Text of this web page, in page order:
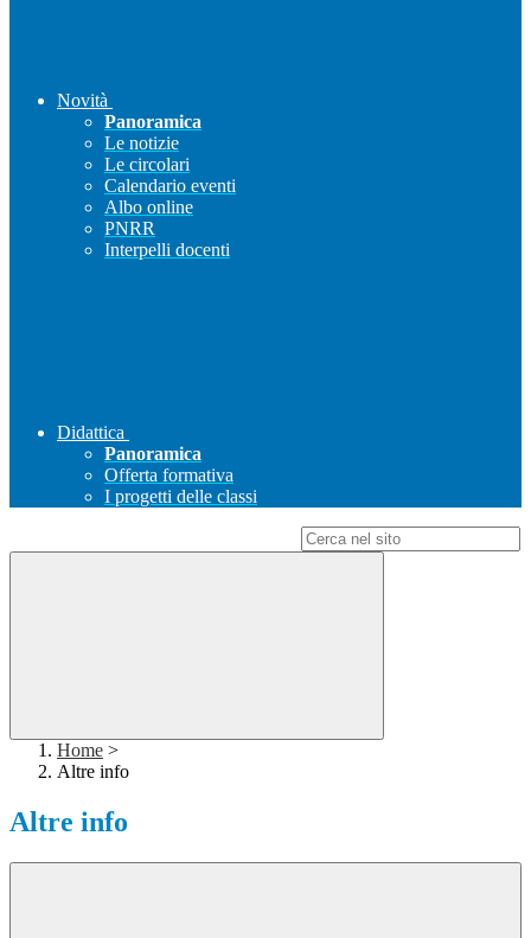
Novità
Panoramica
Le notizie
Le circolari
Calendario eventi
Albo online
PNRR
Interpelli docenti
Didattica
Panoramica
Offerta formativa
I progetti delle classi
Home >
Altre info
Altre info